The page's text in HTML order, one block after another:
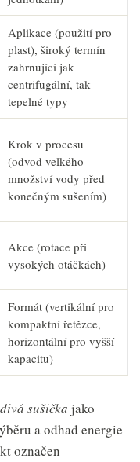
Aplikace (použití pro
plast), široký termín
zahrnující jak
centrifugální, tak
tepelné typy
Krok v procesu
(odvod velkého
množství vody před
konečným sušením)
Akce (rotace při
vysokých otáčkách)
Formát (vertikální pro
kompaktní řetězce,
horizontální pro vyšší
kapacitu)
sušička jako
a odhad energie
označen